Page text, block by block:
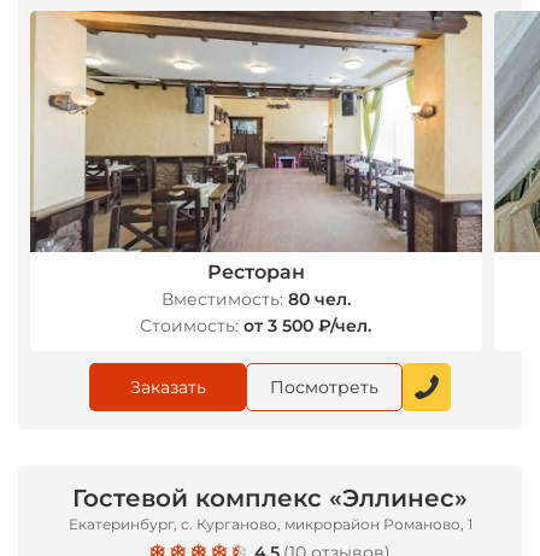
Ресторан
Вместимость: 80 чел.
Стоимость: от 3 500 ₽/чел.
Заказать Посмотреть
Гостевой комплекс «Эллинес»
Екатеринбург, с. Курганово, микрорайон Романово, 1